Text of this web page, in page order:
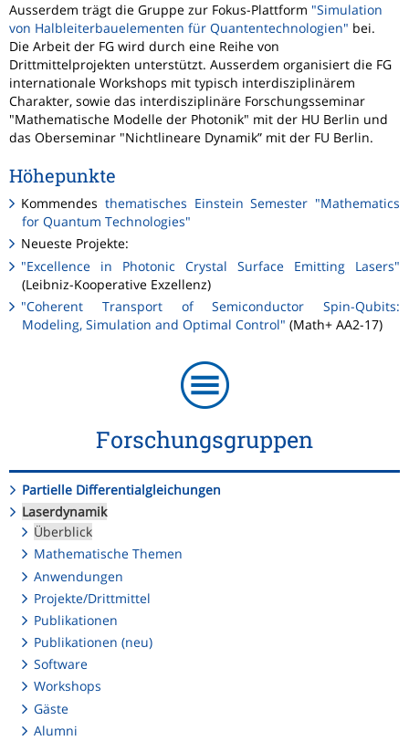
Ausserdem trägt die Gruppe zur Fokus-Plattform "Simulation
von Halbleiterbauelementen für Quantentechnologien" bei.
Die Arbeit der FG wird durch eine Reihe von
Drittmittelprojekten unterstützt. Ausserdem organisiert die FG
internationale Workshops mit typisch interdisziplinärem
Charakter, sowie das interdisziplinäre Forschungsseminar
"Mathematische Modelle der Photonik" mit der HU Berlin und
das Oberseminar "Nichtlineare Dynamik” mit der FU Berlin.
Höhepunkte
Kommendes thematisches Einstein Semester "Mathematics
for Quantum Technologies"
Neueste Projekte:
"Excellence in Photonic Crystal Surface Emitting Lasers"
(Leibniz-Kooperative Exzellenz)
"Coherent Transport of Semiconductor Spin-Qubits:
Modeling, Simulation and Optimal Control" (Math+ AA2-17)
Forschungsgruppen
Partielle Differentialgleichungen
Laserdynamik
Überblick
Mathematische Themen
Anwendungen
Projekte/Drittmittel
Publikationen
Publikationen (neu)
Software
Workshops
Gäste
Alumni